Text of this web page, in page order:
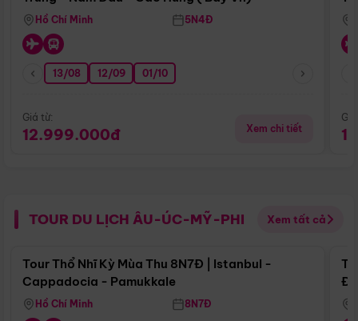
Hồ Chí Minh 5N4Đ
13/08 12/09 01/10
Giá từ:
12.999.000đ Xem chi tiết
TOUR DU LỊCH ÂU-ÚC-MỸ-PHI Xem tất cả
Điểm nổi bật
Tour Thổ Nhĩ Kỳ Mùa Thu 8N7Đ | Istanbul -
Cappadocia - Pamukkale
Hồ Chí Minh 8N7Đ